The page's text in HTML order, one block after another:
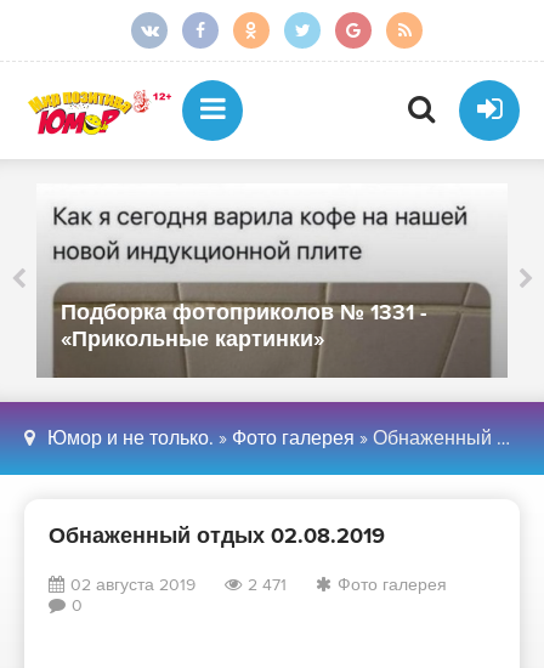
Подборка фотоприколов № 1331 -
«Прикольные картинки»
Юмор и не только. » Фото галерея » Обнаженный отдых 02.08.2019
Обнаженный отдых 02.08.2019
02 августа 2019 2 471
Фото галерея
0